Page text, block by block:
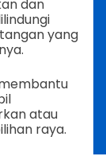
dan
yang
atau
raya.